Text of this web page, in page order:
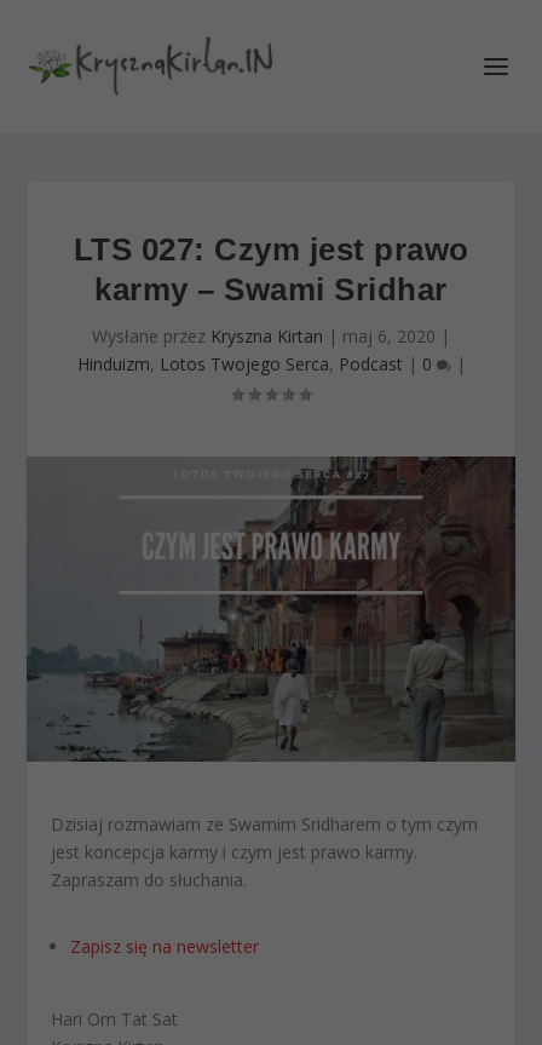
LTS 027: Czym jest prawo
karmy – Swami Sridhar
Wysłane przez Kryszna Kirtan | maj 6, 2020 |
Hinduizm, Lotos Twojego Serca, Podcast | 0 |
Dzisiaj rozmawiam ze Swamim Sridharem o tym czym
jest koncepcja karmy i czym jest prawo karmy.
Zapraszam do słuchania.
Zapisz się na newsletter
Hari Om Tat Sat